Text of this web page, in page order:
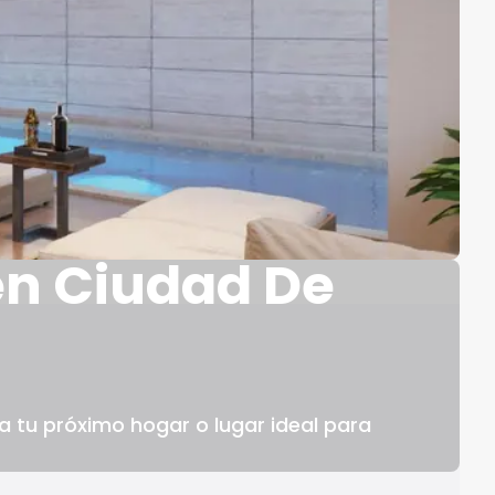
Ciudad De
tu próximo hogar o lugar ideal para